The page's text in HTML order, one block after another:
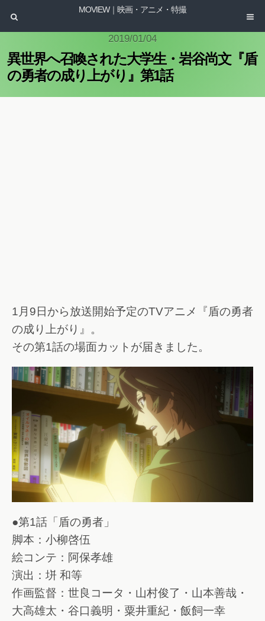
MOVIEW｜映画・アニメ・特撮
2019/01/04
異世界へ召喚された大学生・岩谷尚文『盾
の勇者の成り上がり』第1話
1月9日から放送開始予定のTVアニメ『盾の勇者
の成り上がり』。
その第1話の場面カットが届きました。
●第1話「盾の勇者」
脚本：小柳啓伍
絵コンテ：阿保孝雄
演出：垪 和等
作画監督：世良コータ・山村俊了・山本善哉・
大高雄太・谷口義明・粟井重紀・飯飼一幸